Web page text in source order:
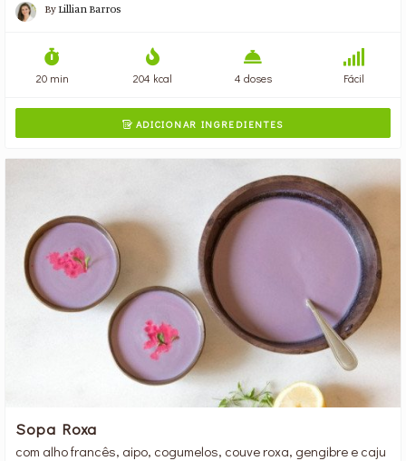
ByLillian Barros
20 min 204 kcal 4 doses Fácil
ADICIONAR INGREDIENTES
Sopa Roxa
com alho francês, aipo, cogumelos, couve roxa, gengibre e caju